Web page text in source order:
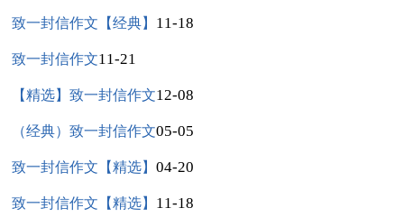
致一封信作文【经典】 11-18
致一封信作文11-21
【精选】致一封信作文12-08
（经典）致一封信作文05-05
致一封信作文【精选】04-20
致一封信作文【精选】 11-18